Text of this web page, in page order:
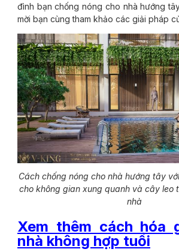
đình bạn chống nóng cho nhà hướng
mời bạn cùng tham khảo các giải pháp
Cách chống nóng cho nhà hướng tây
cho không gian xung quanh và cây leo
nhà
Xem thêm cách hóa
nhà không hợp tuổi